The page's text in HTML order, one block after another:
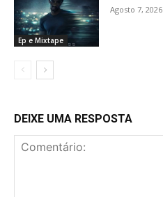
Ep e Mixtape
Agosto 7, 2026
DEIXE UMA RESPOSTA